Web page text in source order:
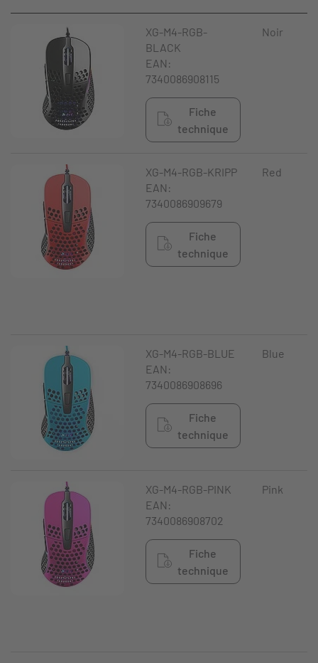
XG-M4-RGB-
BLACK
EAN:
7340086908115
Fiche
technique
Noir
XG-M4-RGB-KRIPP
EAN:
7340086909679
Fiche
technique
Red
XG-M4-RGB-BLUE
EAN:
7340086908696
Fiche
technique
Blue
XG-M4-RGB-PINK
EAN:
7340086908702
Fiche
technique
Pink